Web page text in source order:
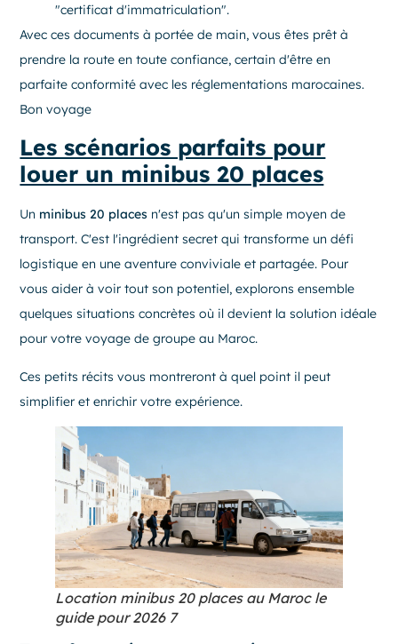
"certificat d'immatriculation".
Avec ces documents à portée de main, vous êtes prêt à
prendre la route en toute confiance, certain d'être en
parfaite conformité avec les réglementations marocaines.
Bon voyage
Les scénarios parfaits pour
louer un minibus 20 places
Un minibus 20 places n'est pas qu'un simple moyen de
transport. C'est l'ingrédient secret qui transforme un défi
logistique en une aventure conviviale et partagée. Pour
vous aider à voir tout son potentiel, explorons ensemble
quelques situations concrètes où il devient la solution idéale
pour votre voyage de groupe au Maroc.
Ces petits récits vous montreront à quel point il peut
simplifier et enrichir votre expérience.
Location minibus 20 places au Maroc le
guide pour 2026 7